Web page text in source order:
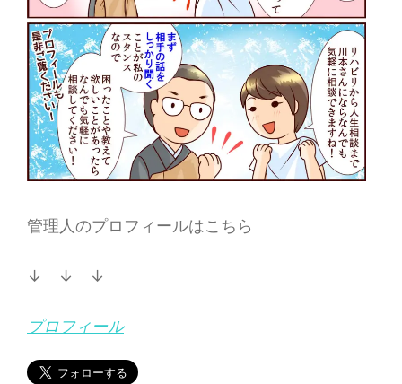
管理人のプロフィールはこちら
↓ ↓ ↓
プロフィール